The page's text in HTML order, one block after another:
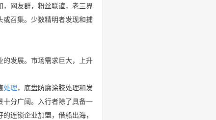
网友群，粉丝联谊，老三界
召集。少数精明者发现和捕
发展。市场需求巨大，上升
处理，底盘防腐涂胶处理和发
分广阔。入行者除了具备一
连锁企业加盟，借船出海，